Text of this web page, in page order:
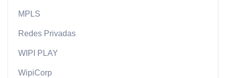
MPLS
Redes Privadas
WIPI PLAY
WipiCorp